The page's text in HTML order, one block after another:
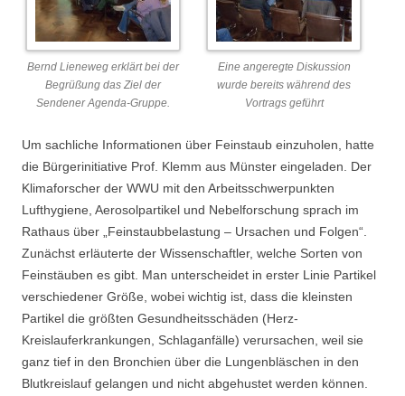
Bernd Lieneweg erklärt bei der
Begrüßung das Ziel der
Sendener Agenda-Gruppe.
Eine angeregte Diskussion
wurde bereits während des
Vortrags geführt
Um sachliche Informationen über Feinstaub einzuholen, hatte
die Bürgerinitiative Prof. Klemm aus Münster eingeladen. Der
Klimaforscher der WWU mit den Arbeitsschwerpunkten
Lufthygiene, Aerosolpartikel und Nebelforschung sprach im
Rathaus über „Feinstaubbelastung – Ursachen und Folgen“.
Zunächst erläuterte der Wissenschaftler, welche Sorten von
Feinstäuben es gibt. Man unterscheidet in erster Linie Partikel
verschiedener Größe, wobei wichtig ist, dass die kleinsten
Partikel die größten Gesundheitsschäden (Herz-
Kreislauferkrankungen, Schlaganfälle) verursachen, weil sie
ganz tief in den Bronchien über die Lungenbläschen in den
Blutkreislauf gelangen und nicht abgehustet werden können.